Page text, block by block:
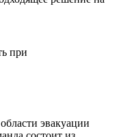
при
эвакуации